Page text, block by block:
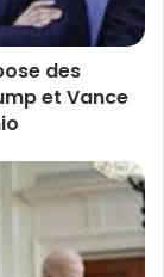
des
et Vance